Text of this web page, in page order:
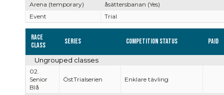
Arena (temporary)
åsättersbanan (Yes)
Event
Trial
Race
Class
Series Competition Status Paid
Ungrouped classes
02.
Senior
Blå
ÖstTrialserien Enklare tävling